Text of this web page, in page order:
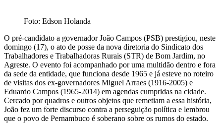
Foto: Edson Holanda
O pré-candidato a governador João Campos (PSB) prestigiou, neste
domingo (17), o ato de posse da nova diretoria do Sindicato dos
Trabalhadores e Trabalhadoras Rurais (STR) de Bom Jardim, no
Agreste. O evento foi acompanhado por uma multidão dentro e fora
da sede da entidade, que funciona desde 1965 e já esteve no roteiro
de visitas dos ex-governadores Miguel Arraes (1916-2005) e
Eduardo Campos (1965-2014) em agendas cumpridas na cidade.
Cercado por quadros e outros objetos que remetiam a essa história,
João fez um forte discurso contra a perseguição política e lembrou
que o povo de Pernambuco é soberano sobre os rumos do estado.